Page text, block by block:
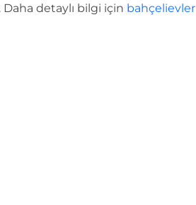
Daha detaylı bilgi için bahçelievler